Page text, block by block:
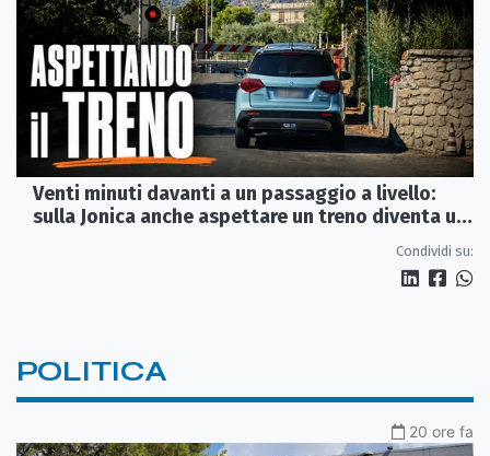
Venti minuti davanti a un passaggio a livello:
sulla Jonica anche aspettare un treno diventa un
Condividi su:
POLITICA
20 ore fa